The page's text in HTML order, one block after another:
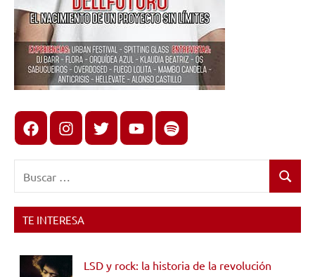
FacebookInstagram
X youtubespotify
Buscar
TE INTERESA
LSD y rock: la historia de la revolución